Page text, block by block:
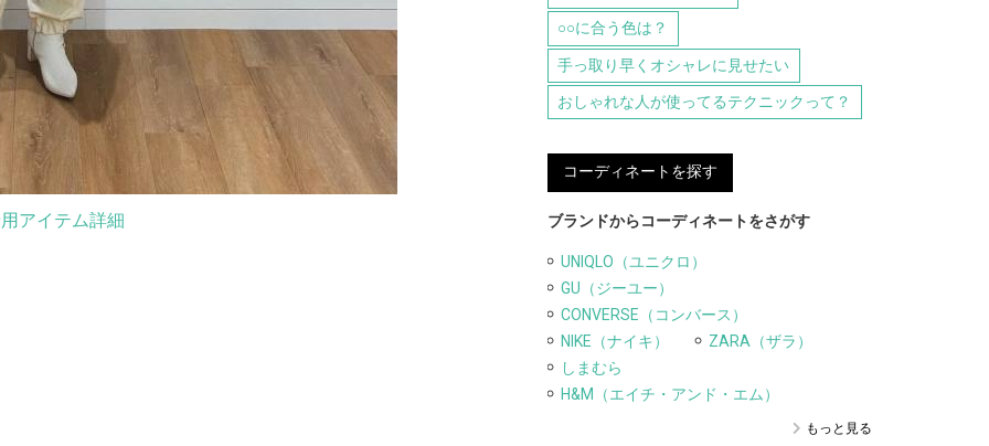
アイテム詳細
○○に合う色は？
手っ取り早くオシャレに見せたい
おしゃれな人が使ってるテクニックって？
コーディネートを探す
ブランドからコーディネートをさがす
UNIQLO（ユニクロ）
GU（ジーユー）
CONVERSE（コンバース）
NIKE（ナイキ）
ZARA（ザラ）
しまむら
H&M（エイチ・アンド・エム）
もっと見る